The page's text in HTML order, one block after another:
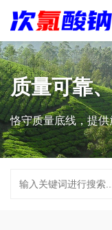
质量可靠
恪守质量底线，提